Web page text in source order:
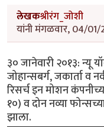
लेखकश्रीरंग_जोशी
यांनी मंगळवार, 04/
३० जानेवारी २०१३: न्यू
जोहान्सबर्ग, जकार्ता व
रिसर्च इन मोशन
१०) व दोन नव्या
झाला.